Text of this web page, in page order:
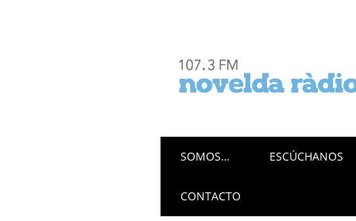
Menú principal
SOMOS… ESCÚCHANOS
CONTACTO